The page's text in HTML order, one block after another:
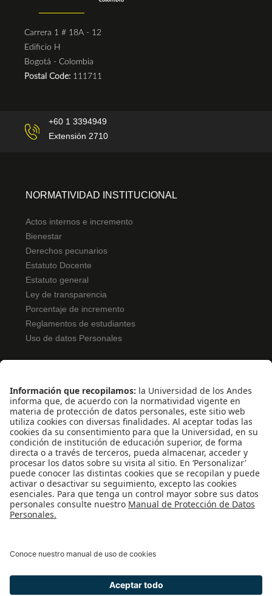
Carrera 1 # 18A - 12
Edificio H
Bogotá - Colombia
Postal Code: 111711
+60 1 3394949
Extensión 2710
NORMATIVIDAD INSTITUCIONAL
Actos internos e incremento
Bienestar
Derechos pecunarios
Estatuto Docente
Estatuto general
Ley de transparencia
Porcentaje de incremento
Reglamentos de estudiantes
Uso de datos Personales
ENLACES RÁPIDOS
Pentágono
Pentágono Virtual
Bolsa de Ofertas
Solicitud de Monitorías
Inscripción Examen de Clasificación